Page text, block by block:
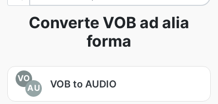
Converte VOB ad alia
forma
VO
AU
VOB to AUDIO